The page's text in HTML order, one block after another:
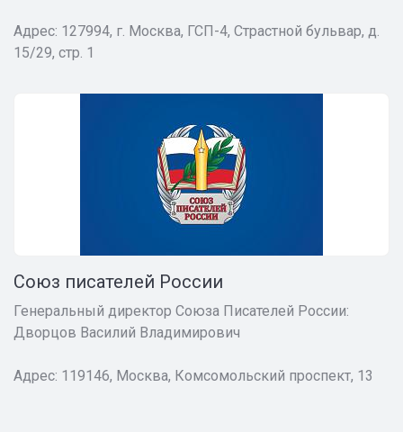
Адрес: 127994, г. Москва, ГСП-4, Страстной бульвар, д.
15/29, стр. 1
Союз писателей России
Генеральный директор Союза Писателей России:
Дворцов Василий Владимирович
Адрес: 119146, Москва, Комсомольский проспект, 13